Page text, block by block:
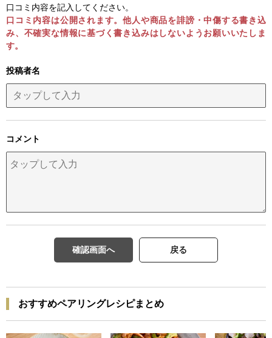
口コミ内容を記入してください。
口コミ内容は公開されます。他人や商品を誹謗・中傷する書き込
み、不確実な情報に基づく書き込みはしないようお願いいたしま
す。
投稿者名
コメント
確認画面へ 戻る
おすすめペアリングレシピまとめ